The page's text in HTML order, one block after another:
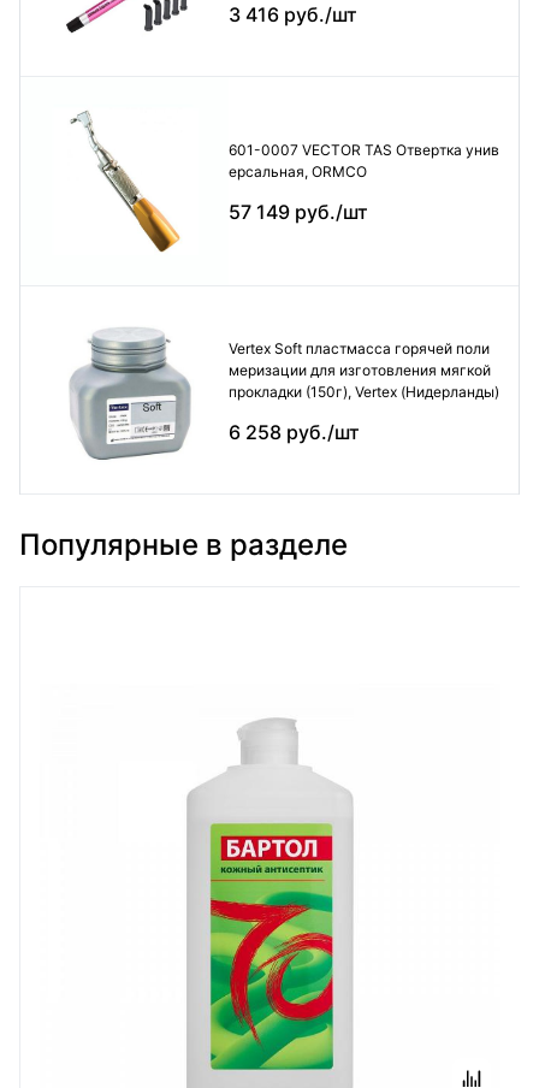
3 416 руб./шт
601-0007 VECTOR TAS Отвертка унив
ерсальная, ORMCO
57 149 руб./шт
Vertex Soft пластмасса горячей поли
меризации для изготовления мягкой
прокладки (150г), Vertex (Нидерланды)
6 258 руб./шт
Популярные в разделе